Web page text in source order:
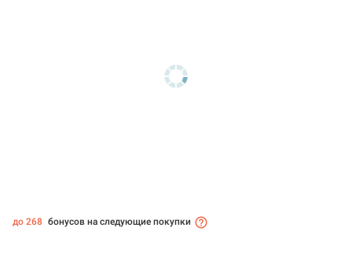
до 268 бонусов на следующие покупки